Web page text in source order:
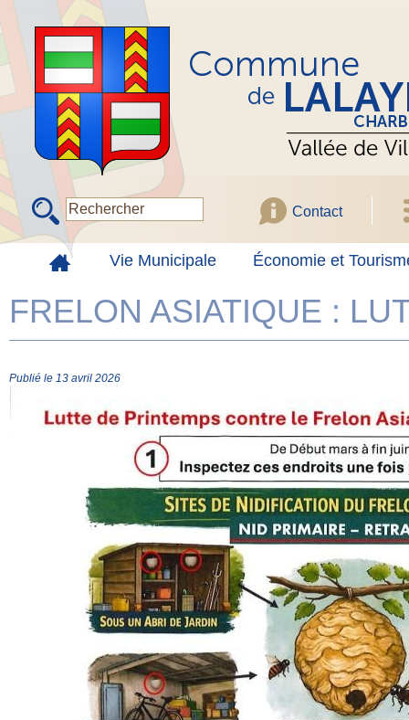
Contact
Vie Municipale Économie et
FRELON ASIATIQUE :
Publié le 13 avril 2026